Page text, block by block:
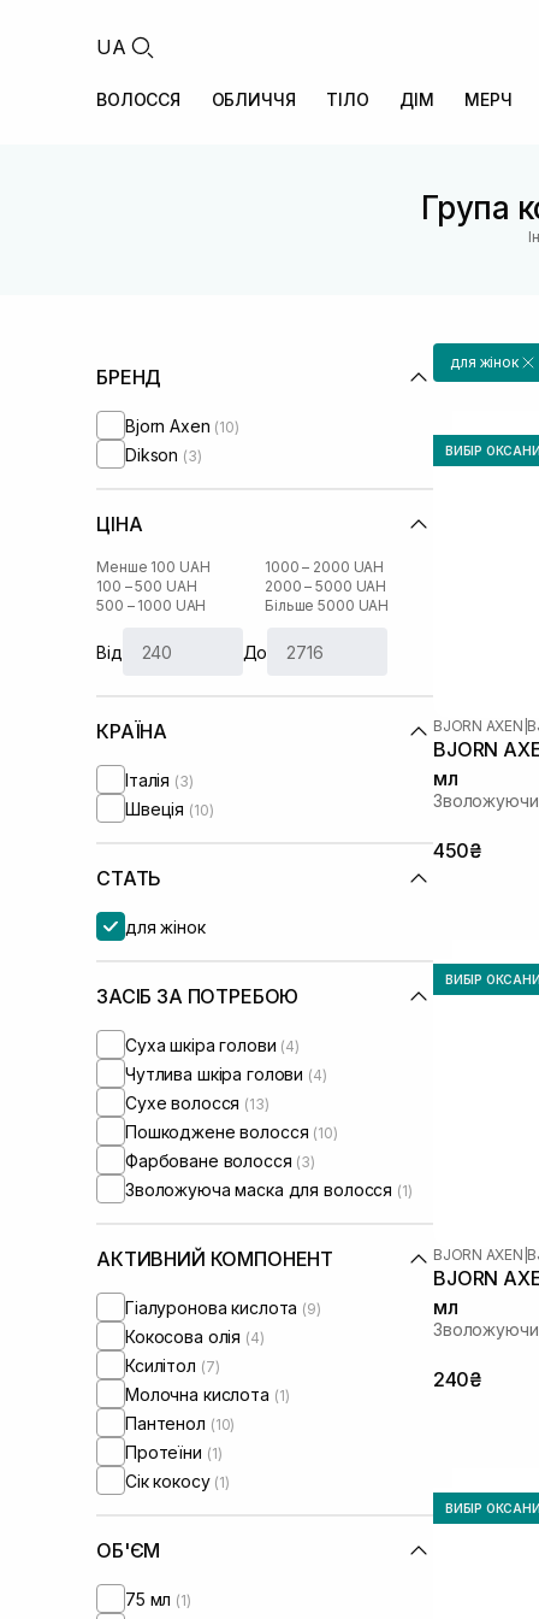
UA
ВОЛОССЯ ОБЛИЧЧЯ ТІЛО ДІМ МЕРЧ
Група
БРЕНД
Bjorn Axen (10)
Dikson (3)
ЦІНА
Менше 100 UAH
100 – 500 UAH
500 – 1000 UAH
1000 – 2000 UAH
2000 – 5000 UAH
Більше 5000 UAH
Від До
КРАЇНА
Італія (3)
Швеція (10)
СТАТЬ
для жінок
ЗАСІБ ЗА ПОТРЕБОЮ
Суха шкіра голови (4)
Чутлива шкіра голови (4)
Сухе волосся (13)
Пошкоджене волосся (10)
Фарбоване волосся (3)
Зволожуюча маска для волосся (1)
АКТИВНИЙ КОМПОНЕНТ
Гіалуронова кислота (9)
Кокосова олія (4)
Ксилітол (7)
Молочна кислота (1)
Пантенол (10)
Протеїни (1)
Сік кокосу (1)
ОБ'ЄМ
75 мл (1)
для жінок
ВИБІР ОКСАНИ
BJORN AXEN
BJORN
мл
450₴
ВИБІР ОКСАНИ
BJORN AXEN
BJORN
мл
240₴
ВИБІР ОКСАНИ